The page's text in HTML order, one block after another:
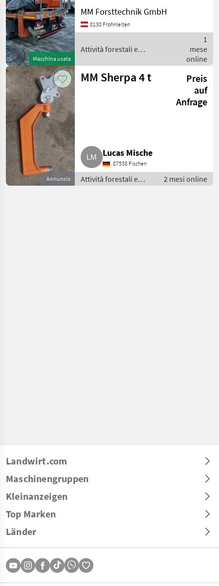
Macchina usata
Herzens verkauft werden.
Bj.: 05/2024, ca. 1.495 Bstd.,
700 m (20 mm) Tragseil
MM Forsttechnik GmbH
8130 Frohnleiten
Attività forestali e
Forsttechnik
1
mese
online
Annuncio
MM Sherpa 4 t
Preis
auf
Anfrage
Lucas Mische
87538 Fischen
Attività forestali e
lavorazione del legno
2 mesi online
Landwirt.com
Maschinengruppen
Kleinanzeigen
Top Marken
Länder